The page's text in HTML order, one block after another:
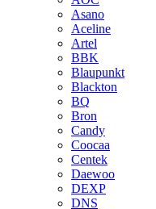
Asano
Aceline
Artel
BBK
Blaupunkt
Blackton
BQ
Bron
Candy
Coocaa
Centek
Daewoo
DEXP
DNS